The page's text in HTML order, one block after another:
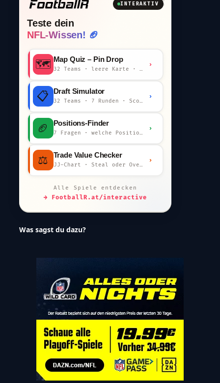
INTERAKTIV
Teste dein
NFL-Wissen! 🏈
🗺️ Map Quiz – Pin Drop
32 Teams · leere Karte · km-Wertung
›
📋 Draft Simulator
32 Teams · 7 Runden · Scout-Kommentar
›
🏈 Positions-Finder
7 Fragen · welche Position bist du?
›
⚖️ Trade Value Checker
JJ-Chart · Steal oder Overpay?
›
Alle Spiele entdecken
→ FootballR.at/interactive
Was sagst du dazu?